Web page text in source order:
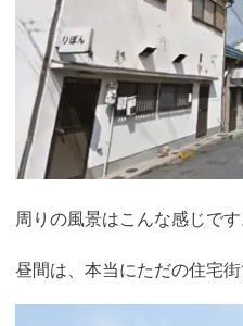
周りの風景はこんな感じです
昼間は、本当にただの住宅街